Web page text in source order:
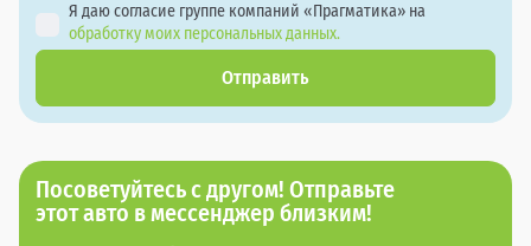
Я даю согласие группе компаний «Прагматика» на
обработку моих персональных данных.
Отправить
Посоветуйтесь с другом! Отправьте
этот авто в мессенджер близким!